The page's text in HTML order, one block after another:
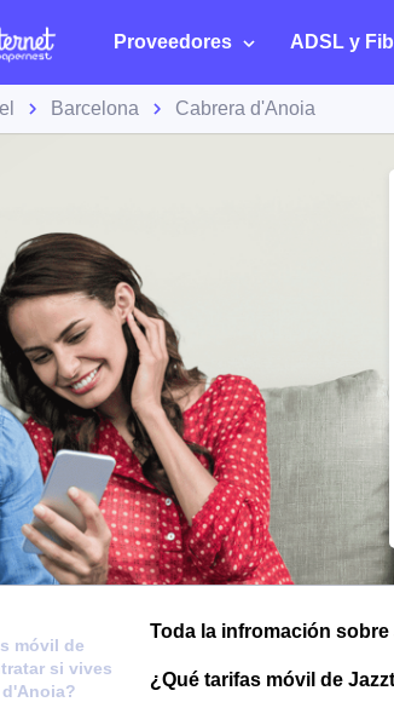
Proveedores ADSL y
Barcelona Cabrera d'Anoia
móvil de
si vives
d'Anoia?
Toda la infromación
¿Qué tarifas móvil de